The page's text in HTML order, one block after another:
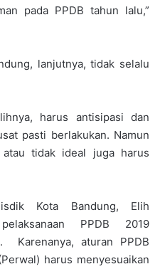
pada PPDB tahun lalu,”
lanjutnya, tidak selalu
harus antisipasi dan
pasti berlakukan. Namun
tidak ideal juga harus
Kota Bandung, Elih
PPDB 2019
Karenanya, aturan PPDB
harus menyesuaikan